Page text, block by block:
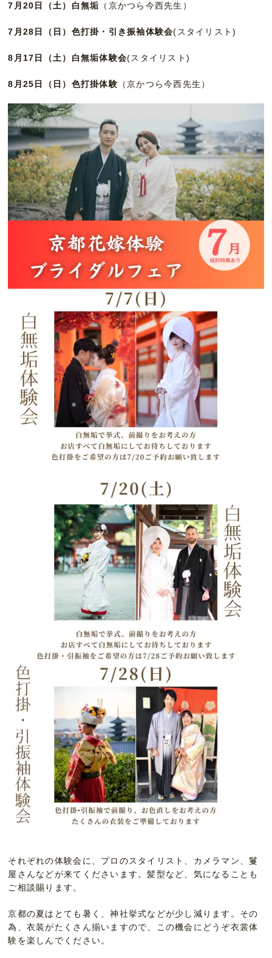
7月20日（土）白無垢 （京かつら今西先生）
7月28日（日）色打掛・引き振袖体験会(スタイリスト)
8月17日（土）白無垢体験会(スタイリスト)
8月25日（日）色打掛体験 （京かつら今西先生）
それぞれの体験会に、プロのスタイリスト、カメラマン、鬘
屋さんなどが来てくださいます。髪型など、気になることも
ご相談賜ります。
京都の夏はとても暑く、神社挙式などが少し減ります。その
為、衣装がたくさん揃いますので、この機会にどうぞ衣裳体
験を楽しんでください。